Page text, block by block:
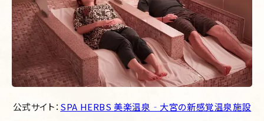
公式サイト： SPA HERBS 美楽温泉‐大宮の新感覚温泉施設